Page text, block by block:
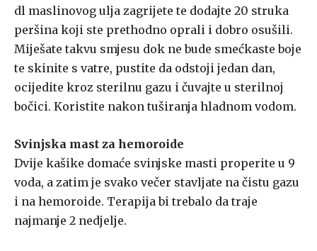
dl maslinovog ulja zagrijete te dodajte 20 struka
peršina koji ste prethodno oprali i dobro osušili.
Miješate takvu smjesu dok ne bude smećkaste boje
te skinite s vatre, pustite da odstoji jedan dan,
ocijedite kroz sterilnu gazu i čuvajte u sterilnoj
bočici. Koristite nakon tuširanja hladnom vodom.
Svinjska mast za hemoroide
Dvije kašike domaće svinjske masti properite u 9
voda, a zatim je svako večer stavljate na čistu gazu
i na hemoroide. Terapija bi trebalo da traje
najmanje 2 nedjelje.